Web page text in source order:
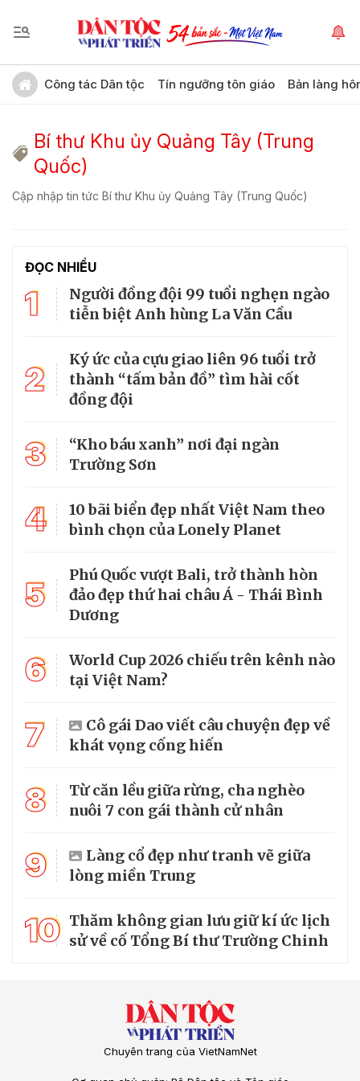
Công tác Dân tộc Tín ngưỡng tôn giáo Bản làng
Bí thư Khu ủy Quảng Tây (Trung
Quốc)
Cập nhập tin tức Bí thư Khu ủy Quảng Tây (Trung Quốc)
ĐỌC NHIỀU
1
Người đồng đội 99 tuổi nghẹn ngào
tiễn biệt Anh hùng La Văn Cầu
2
Ký ức của cựu giao liên 96 tuổi trở
thành “tấm bản đồ” tìm hài cốt
đồng đội
3
“Kho báu xanh” nơi đại ngàn
Trường Sơn
4
10 bãi biển đẹp nhất Việt Nam theo
bình chọn của Lonely Planet
5
Phú Quốc vượt Bali, trở thành hòn
đảo đẹp thứ hai châu Á - Thái Bình
Dương
6
World Cup 2026 chiếu trên kênh nào
tại Việt Nam?
7
Cô gái Dao viết câu chuyện đẹp về
khát vọng cống hiến
8
Từ căn lều giữa rừng, cha nghèo
nuôi 7 con gái thành cử nhân
9
Làng cổ đẹp như tranh vẽ giữa
lòng miền Trung
10 Thăm không gian lưu giữ kí ức lịch
sử về cố Tổng Bí thư Trường Chinh
Chuyên trang của VietNamNet